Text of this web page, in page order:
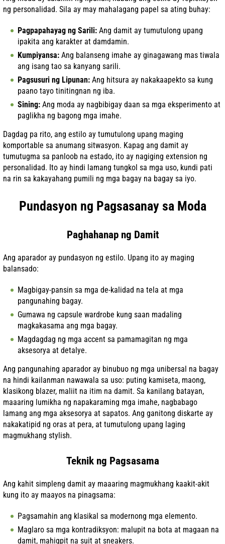
ng personalidad. Sila ay may mahalagang papel sa ating buhay:
Pagpapahayag ng Sarili: Ang damit ay tumutulong upang
ipakita ang karakter at damdamin.
Kumpiyansa: Ang balanseng imahe ay ginagawang mas tiwala
ang isang tao sa kanyang sarili.
Pagsusuri ng Lipunan: Ang hitsura ay nakakaapekto sa kung
paano tayo tinitingnan ng iba.
Sining: Ang moda ay nagbibigay daan sa mga eksperimento at
paglikha ng bagong mga imahe.
Dagdag pa rito, ang estilo ay tumutulong upang maging
komportable sa anumang sitwasyon. Kapag ang damit ay
tumutugma sa panloob na estado, ito ay nagiging extension ng
personalidad. Ito ay hindi lamang tungkol sa mga uso, kundi pati
na rin sa kakayahang pumili ng mga bagay na bagay sa iyo.
Pundasyon ng Pagsasanay sa Moda
Paghahanap ng Damit
Ang aparador ay pundasyon ng estilo. Upang ito ay maging
balansado:
Magbigay-pansin sa mga de-kalidad na tela at mga
pangunahing bagay.
Gumawa ng capsule wardrobe kung saan madaling
magkakasama ang mga bagay.
Magdagdag ng mga accent sa pamamagitan ng mga
aksesorya at detalye.
Ang pangunahing aparador ay binubuo ng mga unibersal na bagay
na hindi kailanman nawawala sa uso: puting kamiseta, maong,
klasikong blazer, maliit na itim na damit. Sa kanilang batayan,
maaaring lumikha ng napakaraming mga imahe, nagbabago
lamang ang mga aksesorya at sapatos. Ang ganitong diskarte ay
nakakatipid ng oras at pera, at tumutulong upang laging
magmukhang stylish.
Teknik ng Pagsasama
Ang kahit simpleng damit ay maaaring magmukhang kaakit-akit
kung ito ay maayos na pinagsama:
Pagsamahin ang klasikal sa modernong mga elemento.
Maglaro sa mga kontradiksyon: malupit na bota at magaan na
damit, mahigpit na suit at sneakers.